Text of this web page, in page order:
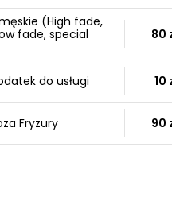
(High fade,
fade, special
80
do usługi 10
Fryzury 90